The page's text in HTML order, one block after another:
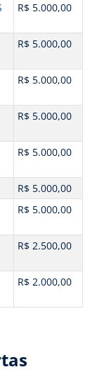
R$ 5.000,00
R$ 5.000,00
R$ 5.000,00
R$ 5.000,00
R$ 5.000,00
R$ 5.000,00
R$ 5.000,00
R$ 2.500,00
R$ 2.000,00